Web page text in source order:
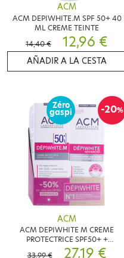
ACM
ACM DEPIWHITE.M SPF 50+ 40
ML CREME TEINTE
14,40 €
12,96 €
AÑADIR A LA CESTA
-20%
Zéro
gaspi
ACM
ACM DEPIWHITE M CREME
PROTECTRICE SPF50+ +
ADVANCED CREME ANTI TACHES
33,99 € 27,19 €